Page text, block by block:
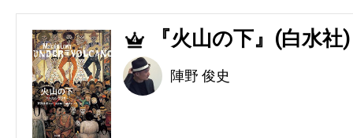
4 『火山の下』(白水社)
陣野 俊史